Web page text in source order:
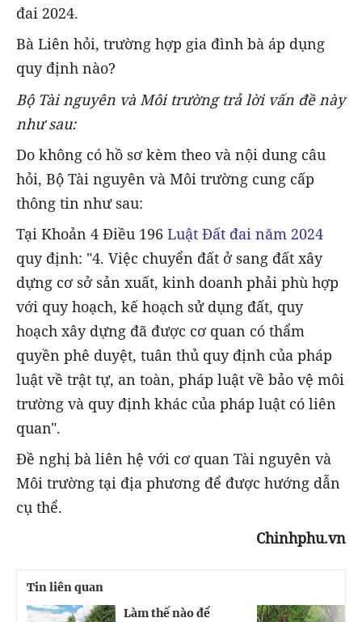
đai 2024.
Bà Liên hỏi, trường hợp gia đình bà áp dụng
quy định nào?
Bộ Tài nguyên và Môi trường trả lời vấn đề này
như sau:
Do không có hồ sơ kèm theo và nội dung câu
hỏi, Bộ Tài nguyên và Môi trường cung cấp
thông tin như sau:
Tại Khoản 4 Điều 196 Luật Đất đai năm 2024
quy định: "4. Việc chuyển đất ở sang đất xây
dựng cơ sở sản xuất, kinh doanh phải phù hợp
với quy hoạch, kế hoạch sử dụng đất, quy
hoạch xây dựng đã được cơ quan có thẩm
quyền phê duyệt, tuân thủ quy định của pháp
luật về trật tự, an toàn, pháp luật về bảo vệ môi
trường và quy định khác của pháp luật có liên
quan".
Đề nghị bà liên hệ với cơ quan Tài nguyên và
Môi trường tại địa phương để được hướng dẫn
cụ thể.
Chinhphu.vn
Tin liên quan
Làm thế nào để